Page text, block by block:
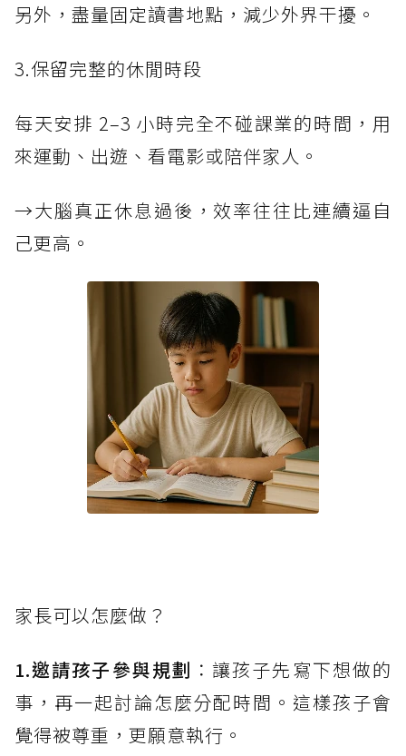
另外，盡量固定讀書地點，減少外界干擾。
3.保留完整的休閒時段
每天安排 2–3 小時完全不碰課業的時間，用
來運動、出遊、看電影或陪伴家人。
→大腦真正休息過後，效率往往比連續逼自
己更高。
家長可以怎麼做？
1.邀請孩子參與規劃 ：讓孩子先寫下想做的
事，再一起討論怎麼分配時間。這樣孩子會
覺得被尊重，更願意執行。